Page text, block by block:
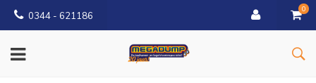
0344 - 621186
0